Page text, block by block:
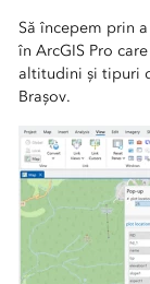
Să începem prin
în ArcGIS Pro
altitudini și tipuri
Brașov.